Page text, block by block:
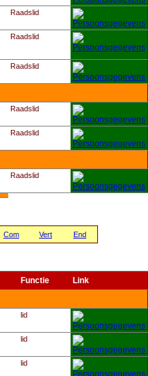
Raadslid
Raadslid
Raadslid
Raadslid
Raadslid
Raadslid
Com Vert End
Functie Link
lid
lid
lid